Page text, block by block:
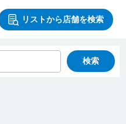
リストから店舗を検索
検索